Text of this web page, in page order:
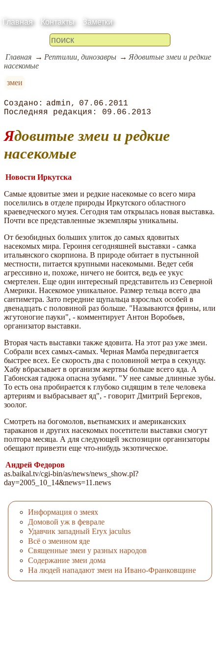
Главная Контакты Заметки
Главная Рептилии, динозавры
Ядовитые змеи и редкие
насекомые
змеи
admin
07.06.2011
09.06.2013
Ядовитые змеи и редкие
насекомые
Новости Иркутска
Самые ядовитые змеи и редкие насекомые со всего мира
поселились в отделе природы Иркутского областного
краеведческого музея. Сегодня там открылась новая выставка.
Почти все представленные экземпляры уникальны.
От безобидных больших улиток до самых ядовитых
насекомых мира. Героиня сегодняшней выставки - самка
итальянского скорпиона. В природе обитает в пустынной
местности, питается крупными насекомыми. Ведет себя
агрессивно и, похоже, ничего не боится, ведь ее укус
смертелен. Еще один интересный представитель из Северной
Америки. Насекомое уникальное. Размер тельца всего два
сантиметра. Зато передние щупальца взрослых особей в
двенадцать с половиной раз больше. "Называются фрины, или
жгутоногие пауки", - комментирует Антон Воробьев,
организатор выставки.
Вторая часть выставки также ядовита. На этот раз уже змеи.
Собрали всех самых-самых. Черная Мамба передвигается
быстрее всех. Ее скорость два с половиной метра в секунду.
Хабу вбрасывает в организм жертвы больше всего яда. А
Габонская гадюка опасна зубами. "У нее самые длинные зубы.
То есть она пробирается к глубоко сидящим в теле человека
артериям и выбрасывает яд", - говорит Дмитрий Бергеков,
зоолог.
Смотреть на богомолов, вьетнамских и американских
тараканов и других насекомых посетители выставки смогут
полтора месяца. А для следующей экспозиции организаторы
обещают привезти еще что-нибудь экзотическое.
Андрей Федоров
as.baikal.tv/cgi-bin/as/news/news_show.pl?
day=2005_10_14&news=11.news
Информация о змеях
Домовой уж в феврале
Удавчик западный Eryx jaculus
Всё о змеином яде
Священные змеи у разных народов
Содержание змеи дома
На людей нападают змеи на Ивано-Франковщине